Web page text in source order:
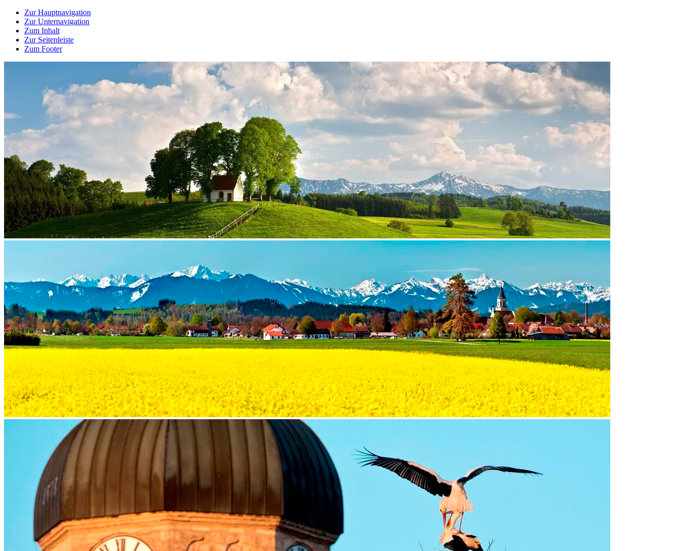
Zur Hauptnavigation
Zur Unternavigation
Zum Inhalt
Zur Seitenleiste
Zum Footer